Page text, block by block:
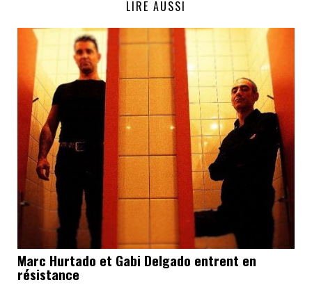
LIRE AUSSI
Marc Hurtado et Gabi Delgado entrent en
résistance